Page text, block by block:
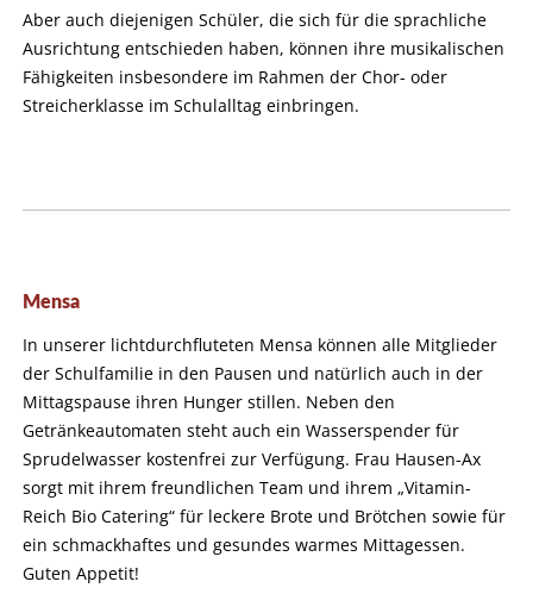
Aber auch diejenigen Schüler, die sich für die sprachliche
Ausrichtung entschieden haben, können ihre musikalischen
Fähigkeiten insbesondere im Rahmen der Chor- oder
Streicherklasse im Schulalltag einbringen.
Mensa
In unserer lichtdurchfluteten Mensa können alle Mitglieder
der Schulfamilie in den Pausen und natürlich auch in der
Mittagspause ihren Hunger stillen. Neben den
Getränkeautomaten steht auch ein Wasserspender für
Sprudelwasser kostenfrei zur Verfügung. Frau Hausen-Ax
sorgt mit ihrem freundlichen Team und ihrem „Vitamin-
Reich Bio Catering“ für leckere Brote und Brötchen sowie für
ein schmackhaftes und gesundes warmes Mittagessen.
Guten Appetit!